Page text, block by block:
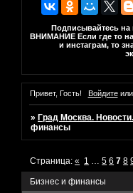
Подписывайтесь на
ВНИМАНИЕ Если где то на
и инстаграм, то
Привет, Гость! Войдитеили
» Град Москва.
финансы
Бизнес и финансы
Страница:« 1 5 6 7 8